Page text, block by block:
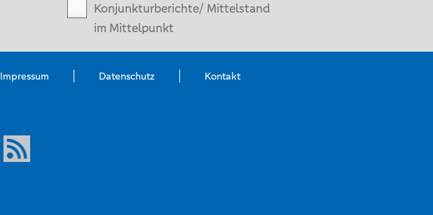
Konjunkturberichte/ Mittelstand
im Mittelpunkt
Impressum Datenschutz Kontakt